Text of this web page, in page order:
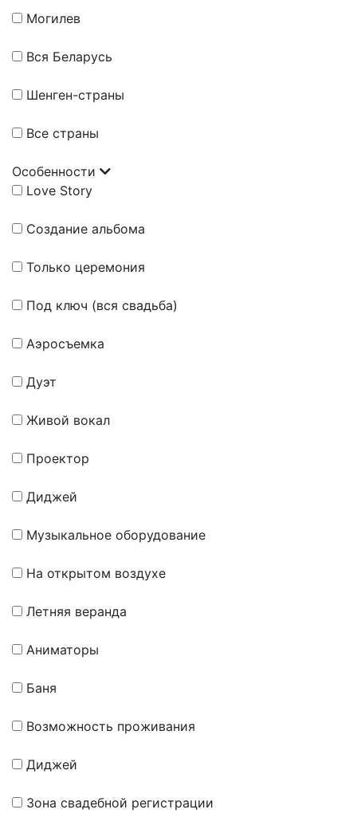
Могилев
Вся Беларусь
Шенген-страны
Все страны
Особенности
Love Story
Создание альбома
Только церемония
Под ключ (вся свадьба)
Аэросъемка
Дуэт
Живой вокал
Проектор
Диджей
Музыкальное оборудование
На открытом воздухе
Летняя веранда
Аниматоры
Баня
Возможность проживания
Диджей
Зона свадебной регистрации